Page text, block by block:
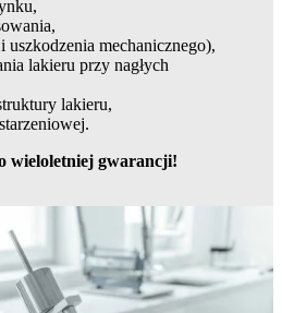
uszkodzenia mechanicznego),
lakieru przy nagłych
lakieru,
wieloletniej gwarancji!